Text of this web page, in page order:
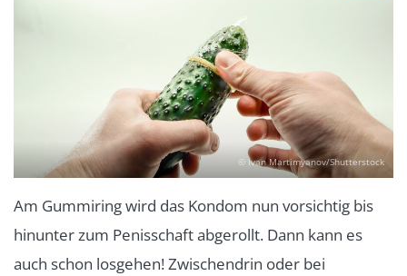
© Ivan Martimyanov/Shutterstock
Am Gummiring wird das Kondom nun vorsichtig bis
hinunter zum Penisschaft abgerollt. Dann kann es
auch schon losgehen! Zwischendrin oder bei